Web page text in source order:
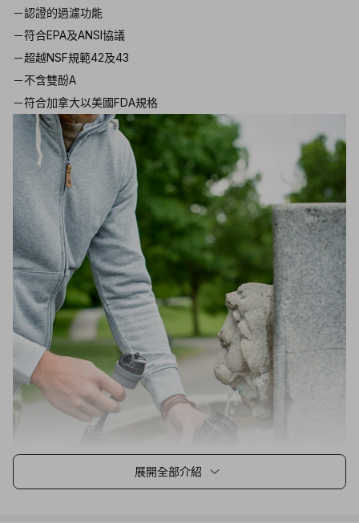
展開全部介紹
－認證的過濾功能
－符合EPA及ANSI協議
－超越NSF規範42及43
－不含雙酚A
－符合加拿大以美國FDA規格